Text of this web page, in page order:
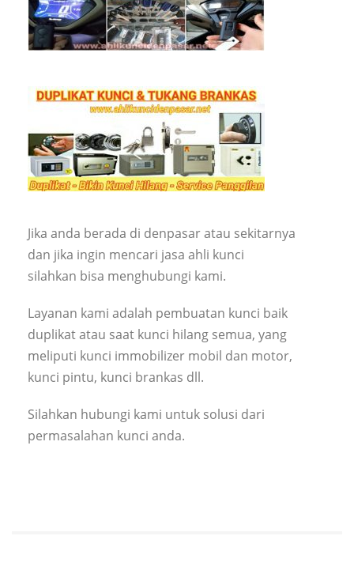
Jika anda berada di denpasar atau sekitarnya
dan jika ingin mencari jasa ahli kunci
silahkan bisa menghubungi kami.
Layanan kami adalah pembuatan kunci baik
duplikat atau saat kunci hilang semua, yang
meliputi kunci immobilizer mobil dan motor,
kunci pintu, kunci brankas dll.
Silahkan hubungi kami untuk solusi dari
permasalahan kunci anda.